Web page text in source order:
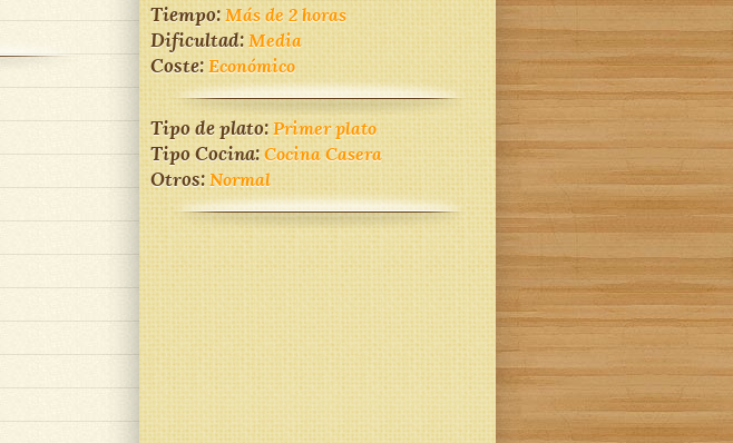
Tiempo:Más de 2 horas
Dificultad:Media
Coste:Económico
Tipo de plato:Primer plato
Tipo Cocina:Cocina Casera
Otros:Normal